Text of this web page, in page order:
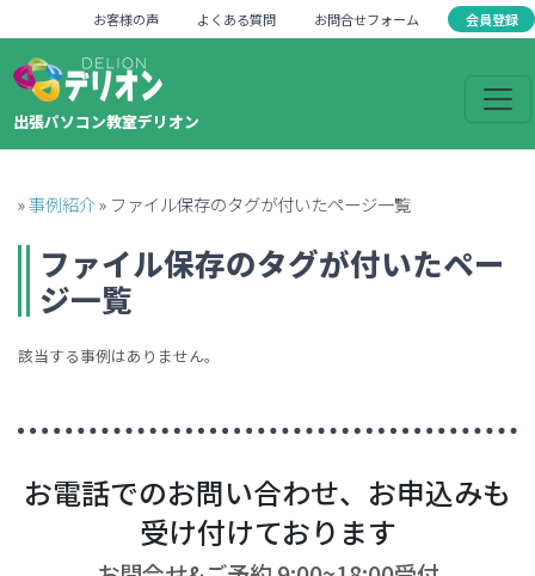
お客様の声 よくある質問 お問合せフォーム 会員登録
出張パソコン教室デリオン
»事例紹介» ファイル保存のタグが付いたページ一覧
ファイル保存のタグが付いたペー
ジ一覧
該当する事例はありません。
お電話でのお問い合わせ、お申込みも
受け付けております